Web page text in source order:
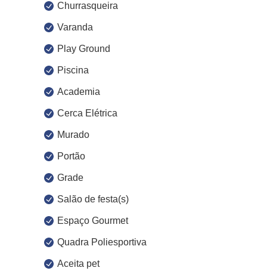
Churrasqueira
Varanda
Play Ground
Piscina
Academia
Cerca Elétrica
Murado
Portão
Grade
Salão de festa(s)
Espaço Gourmet
Quadra Poliesportiva
Aceita pet